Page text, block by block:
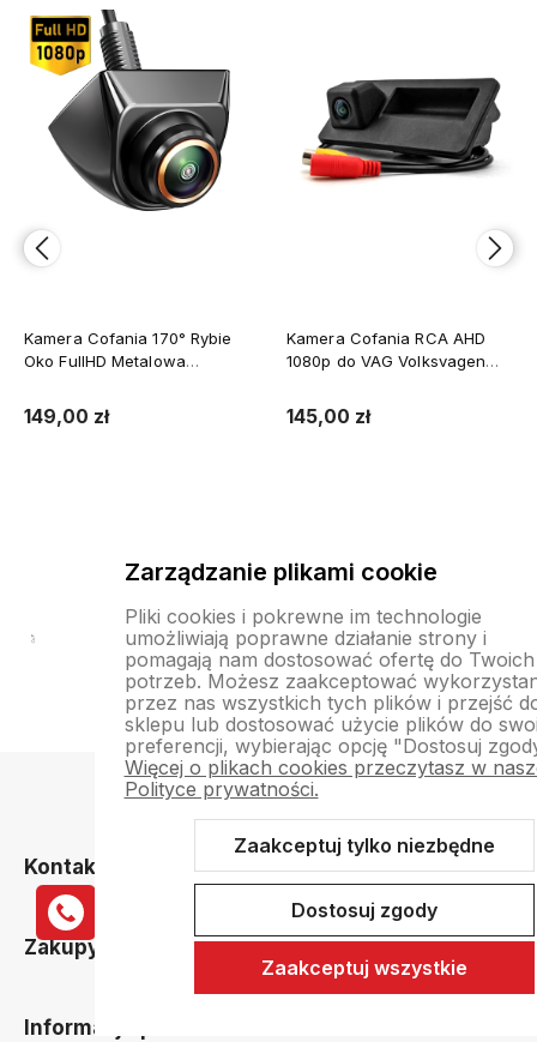
Kamera Cofania RCA AHD
1080p do VAG Volksvagen
145,00 zł
Kamera cofania z kablem
5,5m - 5PIN
40,50 zł
Kontakt
Zakupy
Informacje prawne
Zarządzanie plikami cookie
Pliki cookies i pokrewne im technologie
umożliwiają poprawne działanie strony i
pomagają nam dostosować ofertę do Twoich
potrzeb. Możesz zaakceptować
przez nas wszystkich tych plików i przejść
sklepu lub dostosować użycie plików do
preferencji, wybierając opcję "Dostosuj
Więcej o plikach cookies przeczytasz w
Polityce prywatności.
Zaakceptuj tylko niezbędne
Dostosuj zgody
Zaakceptuj wszystkie